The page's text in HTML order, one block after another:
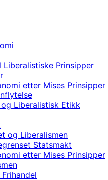
Liberalistiske Prinsipper
etter Mises Prinsipper
Liberalistisk Etikk
og Liberalismen
Statsmakt
etter Mises Prinsipper